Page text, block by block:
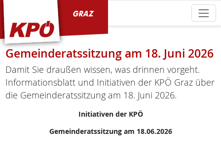
Gemeinderatssitzung am 18. Juni 2026
Damit Sie draußen wissen, was drinnen vorgeht.
Informationsblatt und Initiativen der KPÖ Graz über
die Gemeinderatssitzung am 18. Juni 2026.
Initiativen der KPÖ
Gemeinderatssitzung am 18.06.2026